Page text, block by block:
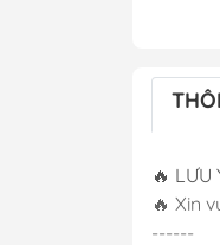
🔥
🔥 Xin
------